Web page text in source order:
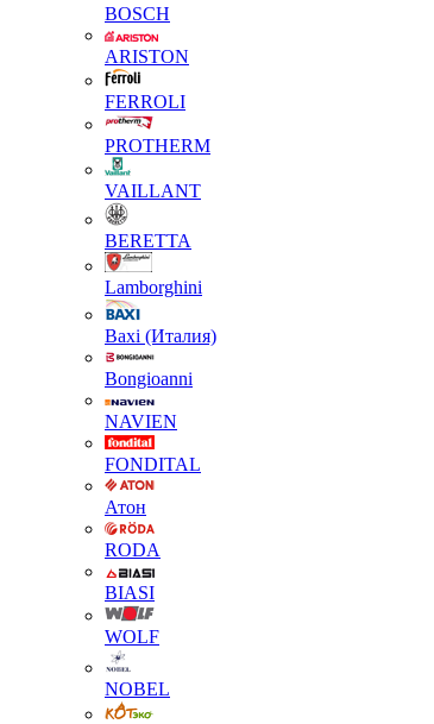
BOSCH
ARISTON
FERROLI
PROTHERM
VAILLANT
BERETTA
Lamborghini
Baxi (Италия)
Вongioanni
NAVIEN
FONDITAL
Атон
RODA
BIASI
WOLF
NOBEL